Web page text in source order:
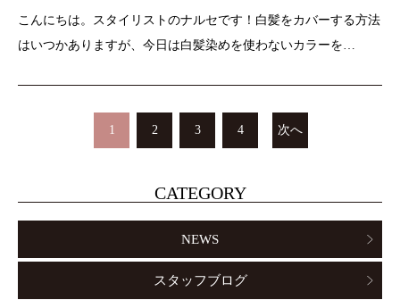
こんにちは。スタイリストのナルセです！白髪をカバーする方法
はいつかありますが、今日は白髪染めを使わないカラーを…
1 2 3 4 次へ
CATEGORY
NEWS
スタッフブログ